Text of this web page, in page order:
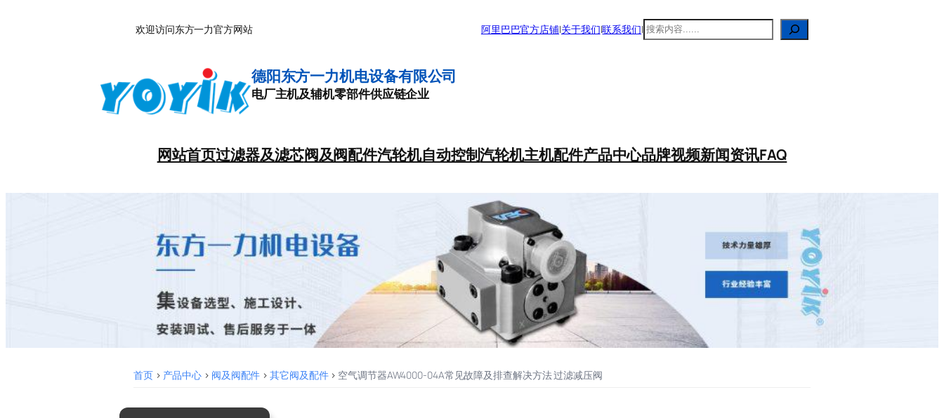
欢迎访问东方一力官方网站 阿里巴巴官方店铺|关于我们|联系我们| 搜
德阳东方一力机电设备有限公司
电厂主机及辅机零部件供应链企业
网站首页过滤器及滤芯阀及阀配件汽轮机自动控制汽轮机主机配件产品中心品牌视频新闻资讯FAQ
首页> 产品中心 > 阀及阀配件 >其它阀及配件> 空气调节器AW4000-04A常见故障及排查解决方法 过滤减压阀